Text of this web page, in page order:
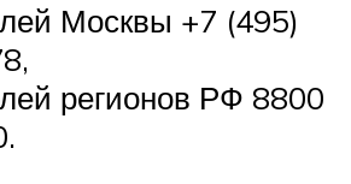
Москвы +7 (495)
регионов РФ 8800